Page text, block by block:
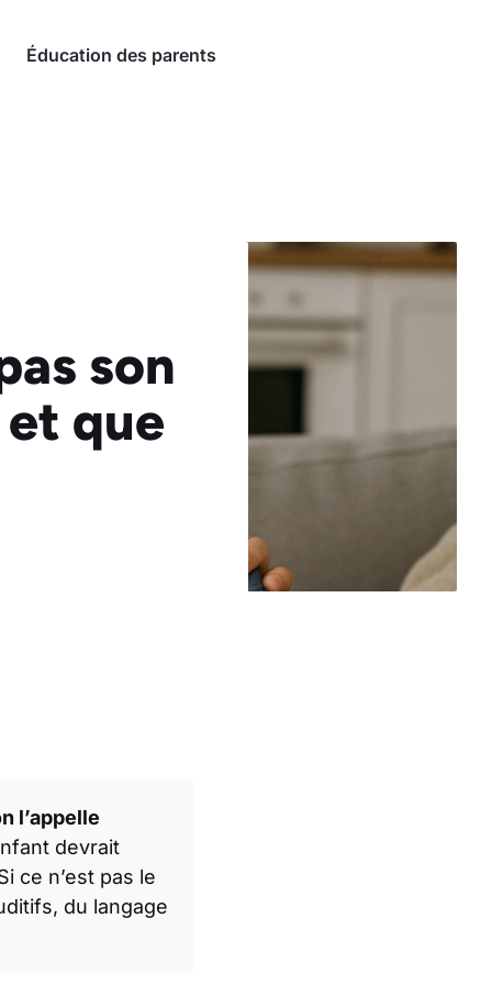
Éducation des parents
son
que
l’appelle
devrait
ce n’est pas le
du langage